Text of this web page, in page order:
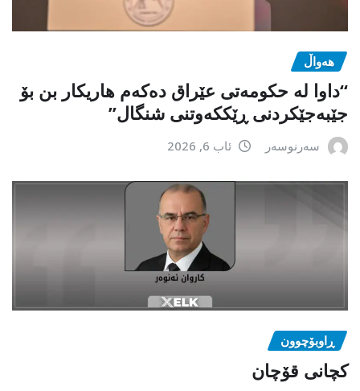
هەواڵ
“داوا لە حكومەتی عێراق دەكەم هاریكار بن بۆ
جێبەجێكردنی ڕێككەوتنی شنگال”
سەرنوسەر ئاب 6, 2026
ڕاوبۆچوون
کچانی قۆچان